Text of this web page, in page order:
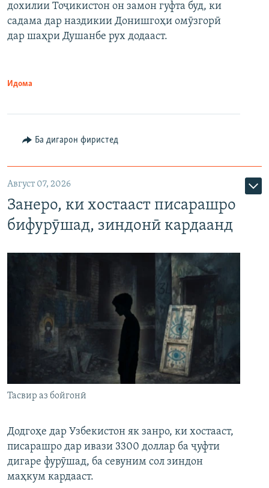
дохилии Тоҷикистон он замон гуфта буд, ки
садама дар наздикии Донишгоҳи омӯзгорӣ
дар шаҳри Душанбе рух додааст.
Идома
Ба дигарон фиристед
Август 07, 2026
Занеро, ки хостааст писарашро
бифурӯшад, зиндонӣ кардаанд
Тасвир аз бойгонӣ
Додгоҳе дар Узбекистон як занро, ки хостааст,
писарашро дар ивази 3300 доллар ба ҷуфти
дигаре фурӯшад, ба севуним сол зиндон
маҳкум кардааст.